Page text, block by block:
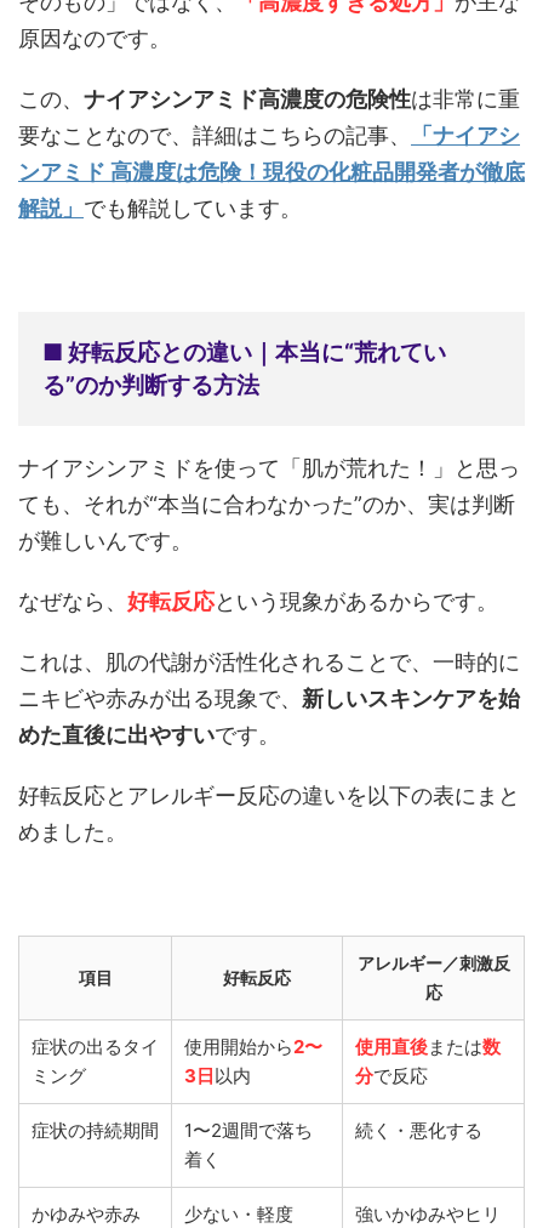
原因なのです。
この、 ナイアシンアミド高濃度の危険性は非常に重
要なことなので、詳細はこちらの記事、
「ナイアシ
ンアミド 高濃度は危険！現役の化粧品開発者が徹底
解説」 でも解説しています。
■ 好転反応との違い｜本当に“荒れてい
る”のか判断する方法
ナイアシンアミドを使って「肌が荒れた！」と思っ
ても、それが“本当に合わなかった”のか、実は判断
が難しいんです。
なぜなら、 好転反応という現象があるからです。
これは、肌の代謝が活性化されることで、一時的に
ニキビや赤みが出る現象で、 新しいスキンケアを始
めた直後に出やすいです。
好転反応とアレルギー反応の違いを以下の表にまと
めました。
項目 好転反応
アレルギー／刺激反
応
症状の出るタイ
ミング
使用開始から2〜
3日以内
使用直後または数
分で反応
症状の持続期間
1〜2週間で落ち
着く
続く・悪化する
かゆみや赤み 少ない・軽度
強いかゆみやヒリ